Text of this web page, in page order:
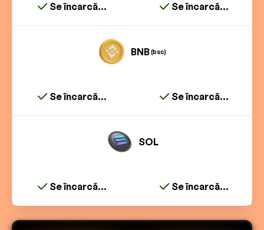
Se încarcă... Se încarcă...
BNB(bsc)
Se încarcă... Se încarcă...
SOL
Se încarcă... Se încarcă...